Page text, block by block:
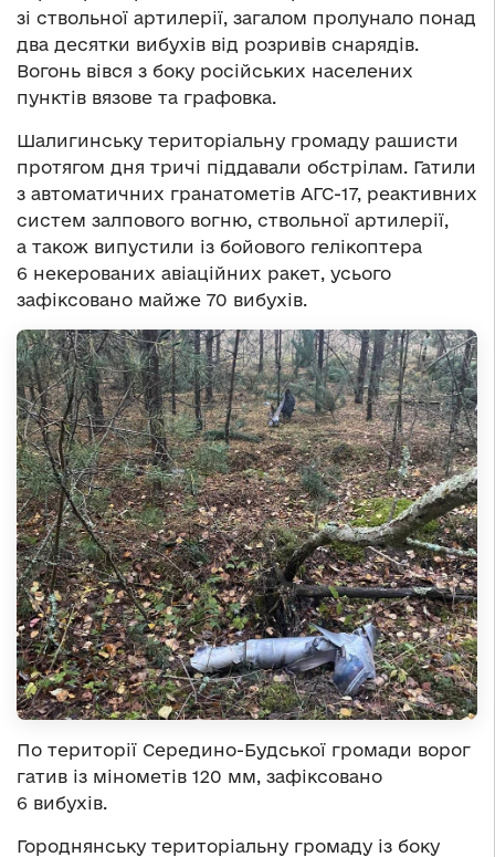
зі ствольної артилерії, загалом пролунало понад
два десятки вибухів від розривів снарядів.
Вогонь вівся з боку російських населених
пунктів вязове та графовка.
Шалигинську територіальну громаду рашисти
протягом дня тричі піддавали обстрілам. Гатили
з автоматичних гранатометів АГС-17, реактивних
систем залпового вогню, ствольної артилерії,
а також випустили із бойового гелікоптера
6 некерованих авіаційних ракет, усього
зафіксовано майже 70 вибухів.
По території Середино-Будської громади ворог
гатив із мінометів 120 мм, зафіксовано
6 вибухів.
Городнянську територіальну громаду із боку